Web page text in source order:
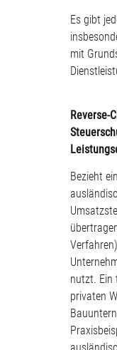
Es gibt
mit
Reverse-
Bezieht
nutzt. Ein
privaten